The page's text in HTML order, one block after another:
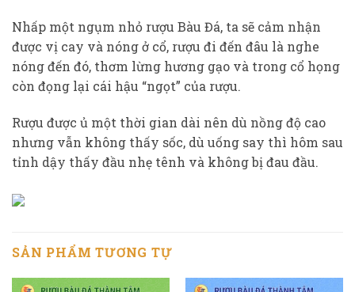
Nhấp một ngụm nhỏ rượu Bàu Đá, ta sẽ cảm nhận
được vị cay và nóng ở cổ, rượu đi đến đâu là nghe
nóng đến đó, thơm lừng hương gạo và trong cổ họng
còn đọng lại cái hậu “ngọt” của rượu.
Rượu được ủ một thời gian dài nên dù nồng độ cao
nhưng vẫn không thấy sốc, dù uống say thì hôm sau
tỉnh dậy thấy đầu nhẹ tênh và không bị đau đầu.
SẢN PHẨM TƯƠNG TỰ